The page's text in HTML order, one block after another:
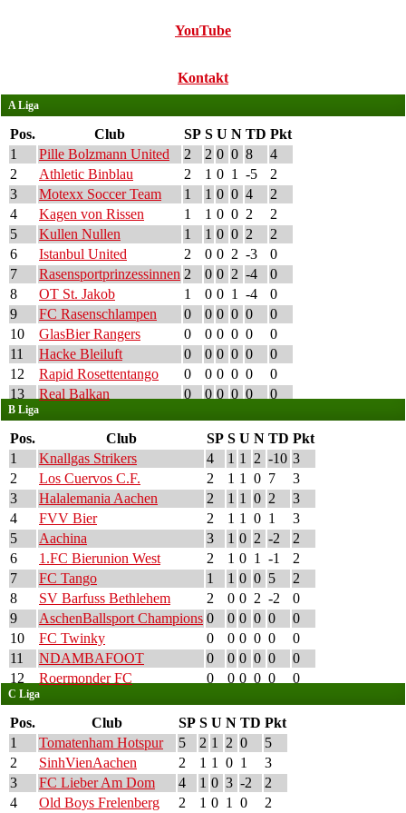
YouTube
Kontakt
A Liga
Pos. Club SP S U N TD Pkt
1
Pille Bolzmann United 2 2 0 0 8
4
2
Athletic Binblau 2 1 0 1 -5
2
3
Motexx Soccer Team 1 1 0 0 4
2
4
Kagen von Rissen 1 1 0 0 2
2
5
Kullen Nullen 1 1 0 0 2
2
6
Istanbul United 2 0 0 2 -3
0
7
Rasensportprinzessinnen 2 0 0 2 -4
0
8
OT St. Jakob 1 0 0 1 -4
0
9
FC Rasenschlampen 0 0 0 0 0
0
10
GlasBier Rangers 0 0 0 0 0
0
11
Hacke Bleiluft 0 0 0 0 0
0
12
Rapid Rosettentango 0 0 0 0 0
0
13
Real Balkan 0 0 0 0 0 0
B Liga
Pos. Club SP S U N TD Pkt
1
Knallgas Strikers 4 1 1 2 -10 3
2
Los Cuervos C.F. 2 1 1 0 7
3
3
Halalemania Aachen 2 1 1 0 2
3
4
FVV Bier 2 1 1 0 1
3
5
Aachina 3 1 0 2 -2
2
6
1.FC Bierunion West 2 1 0 1 -1
2
7
FC Tango 1 1 0 0 5
2
8
SV Barfuss Bethlehem 2 0 0 2 -2
0
9
AschenBallsport Champions 0 0 0 0 0
0
10
FC Twinky 0 0 0 0 0
0
11
NDAMBAFOOT 0 0 0 0 0
0
12
Roermonder FC 0 0 0 0 0 0
C Liga
Pos. Club SP S U N TD Pkt
1
Tomatenham Hotspur 5 2 1 2 0
5
2
SinhVienAachen 2 1 1 0 1
3
3
FC Lieber Am Dom 4 1 0 3 -2
2
4
Old Boys Frelenberg 2 1 0 1 0
2